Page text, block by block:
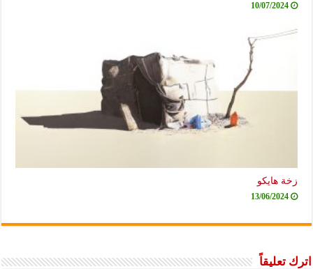
10/07/2024
زخة هايكو
13/06/2024
اترك تعليقاً